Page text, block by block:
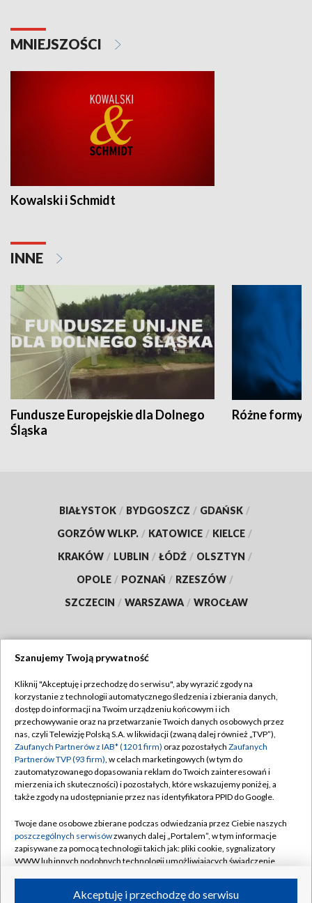
MNIEJSZOŚCI
Kowalski i Schmidt
INNE
Fundusze Europejskie dla Dolnego
Śląska
Różne formy
BIAŁYSTOK / BYDGOSZCZ / GDAŃSK /
GORZÓW WLKP. / KATOWICE / KIELCE /
KRAKÓW / LUBLIN / ŁÓDŹ / OLSZTYN /
OPOLE / POZNAŃ / RZESZÓW /
SZCZECIN / WARSZAWA / WROCŁAW
TVP
Abonament TVP
Emisja w TVP
Centrum informacji TVP
Naziemna Telewizja Cyfrowa
Rada Programowa
System NOS
Informacje o nadawcy
Regulamin TVP
Polityka prywatności
Moje zgody
Pomoc
Kontakt
Kanały
Szanujemy Twoją prywatność
Kliknij "Akceptuję i przechodzę do serwisu", aby wyrazić zgody na
korzystanie z technologii automatycznego śledzenia i zbierania danych,
dostęp do informacji na Twoim urządzeniu końcowym i ich
przechowywanie oraz na przetwarzanie Twoich danych osobowych przez
nas, czyli Telewizję Polską S.A. w likwidacji (zwaną dalej również „TVP”),
Zaufanych Partnerów z IAB* (1201 firm) oraz pozostałych Zaufanych
Partnerów TVP (93 firm), w celach marketingowych (w tym do
zautomatyzowanego dopasowania reklam do Twoich zainteresowań i
mierzenia ich skuteczności) i pozostałych, które wskazujemy poniżej, a
także zgody na udostępnianie przez nas identyfikatora PPID do Google.
Twoje dane osobowe zbierane podczas odwiedzania przez Ciebie naszych
poszczególnych serwisówzwanych dalej „Portalem”, w tym informacje
zapisywane za pomocą technologii takich jak: pliki cookie, sygnalizatory
WWW lub innych podobnych technologii umożliwiających świadczenie
ruchu w Internecie.Akceptuję i przechodzę do serwisu